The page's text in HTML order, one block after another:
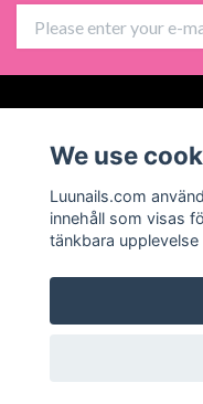
Social Media
© 2026
We use
Luunails.com
innehåll som visas
tänkbara